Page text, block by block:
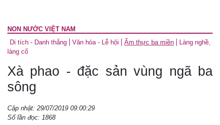
NON NƯỚC VIỆT NAM
Di tích - Danh thắng
Văn hóa - Lễ hội Ẩm thực ba miền
Làng nghề,
làng cổ
Xà phao - đặc sản vùng ngã ba
sông
Cập nhật: 29/07/2019 09:00:29
Số lần đọc: 1868